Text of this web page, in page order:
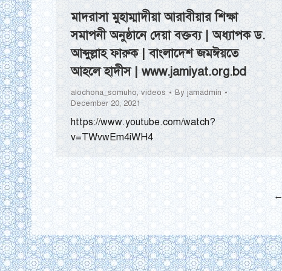
মাদরাসা মুহাম্মাদীয়া আরাবীয়ার শিক্ষা
সমাপনী অনুষ্ঠানে দেয়া বক্তব্য | অধ্যাপক ড.
আব্দুল্লাহ ফারুক | বাংলাদেশ জমঈয়তে
আহলে হাদীস | www.jamiyat.org.bd
alochona_somuho, videos By jamadmin
December 20, 2021
https://www.youtube.com/watch?
v=TWvwEm4iWH4
←